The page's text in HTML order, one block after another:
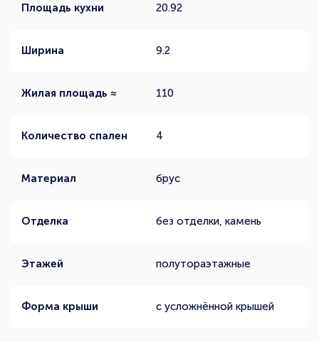
Площадь кухни 20.92
Ширина 9.2
Жилая площадь ≈ 110
Количество спален 4
Материал брус
Отделка без отделки, камень
Этажей полутораэтажные
Форма крыши с усложнённой крышей